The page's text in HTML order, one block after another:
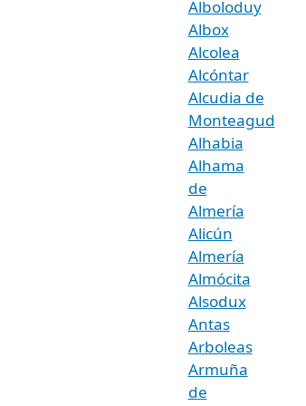
Alboloduy
Albox
Alcolea
Alcóntar
Alcudia de
Monteagud
Alhabia
Alhama
de
Almería
Alicún
Almería
Almócita
Alsodux
Antas
Arboleas
Armuña
de